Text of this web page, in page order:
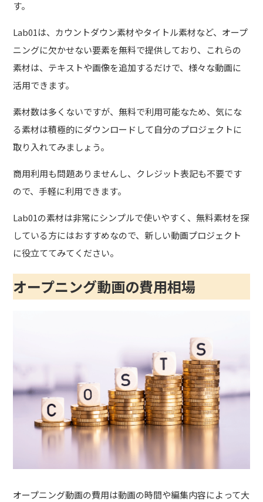
す。
Lab01は、カウントダウン素材やタイトル素材など、オープ
ニングに欠かせない要素を無料で提供しており、これらの
素材は、テキストや画像を追加するだけで、様々な動画に
活用できます。
素材数は多くないですが、無料で利用可能なため、気にな
る素材は積極的にダウンロードして自分のプロジェクトに
取り入れてみましょう。
商用利用も問題ありませんし、クレジット表記も不要です
ので、手軽に利用できます。
Lab01の素材は非常にシンプルで使いやすく、無料素材を探
している方にはおすすめなので、新しい動画プロジェクト
に役立ててみてください。
オープニング動画の費用相場
オープニング動画の費用は動画の時間や編集内容によって大